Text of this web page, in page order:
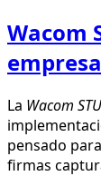
Wacom
La Wacom
pensado
firmas